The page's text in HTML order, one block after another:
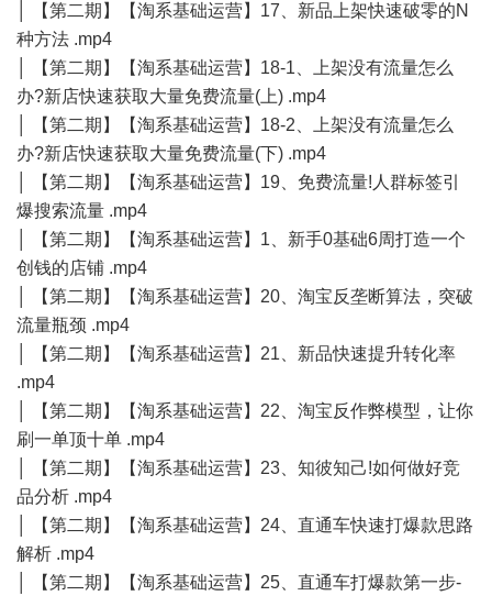
│ 【第二期】【淘系基础运营】17、新品上架快速破零的N
种方法 .mp4
│ 【第二期】【淘系基础运营】18-1、上架没有流量怎么
办?新店快速获取大量免费流量(上) .mp4
│ 【第二期】【淘系基础运营】18-2、上架没有流量怎么
办?新店快速获取大量免费流量(下) .mp4
│ 【第二期】【淘系基础运营】19、免费流量!人群标签引
爆搜索流量 .mp4
│ 【第二期】【淘系基础运营】1、新手0基础6周打造一个
创钱的店铺 .mp4
│ 【第二期】【淘系基础运营】20、淘宝反垄断算法，突破
流量瓶颈 .mp4
│ 【第二期】【淘系基础运营】21、新品快速提升转化率
.mp4
│ 【第二期】【淘系基础运营】22、淘宝反作弊模型，让你
刷一单顶十单 .mp4
│ 【第二期】【淘系基础运营】23、知彼知己!如何做好竞
品分析 .mp4
│ 【第二期】【淘系基础运营】24、直通车快速打爆款思路
解析 .mp4
│ 【第二期】【淘系基础运营】25、直通车打爆款第一步-